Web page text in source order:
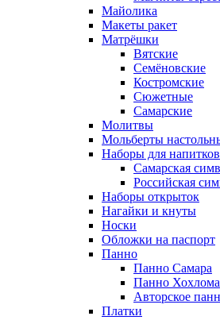
Майолика
Макеты ракет
Матрёшки
Вятские
Семёновские
Костромские
Сюжетные
Самарские
Молитвы
Мольберты
Наборы для напитков
Самарская
Российская
Наборы открыток
Нагайки и кнуты
Носки
Обложки на паспорт
Панно
Панно Самара
Панно Хохлома
Авторское
Платки